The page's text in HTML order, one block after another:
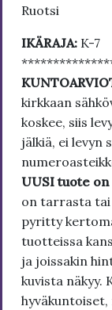
Ruotsi
IKÄRAJA: K-7
kirkkaan
koskee, siis
jälkiä, ei levyn
UUSI tuote on
on tarrasta tai
pyritty
tuotteissa
ja joissakin
kuvista näkyy.